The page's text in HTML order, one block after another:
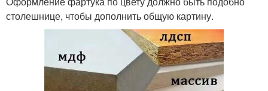
столешнице, чтобы дополнить общую картину.